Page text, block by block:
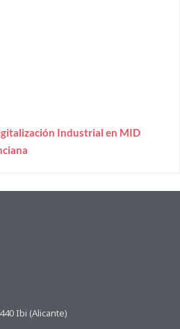
Industrial en MID
Ibi (Alicante)